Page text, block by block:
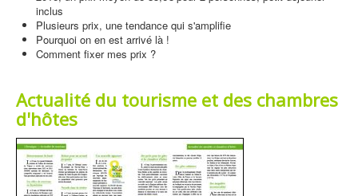
inclus
Plusieurs prix, une tendance qui s'amplifie
Pourquoi on en est arrivé là !
Comment fixer mes prix ?
Actualité du tourisme et des chambres
d'hôtes